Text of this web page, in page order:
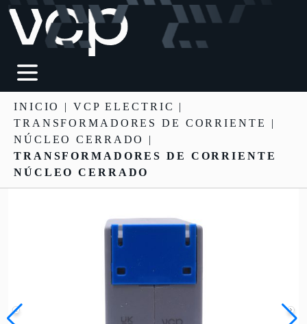
INICIO | VCP ELECTRIC
|
TRANSFORMADORES DE CORRIENTE
|
NÚCLEO CERRADO |
TRANSFORMADORES DE CORRIENTE
NÚCLEO CERRADO